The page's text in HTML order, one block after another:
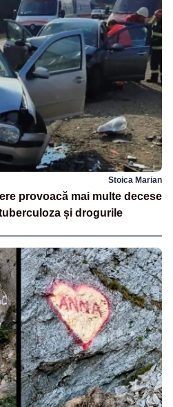
Stoica Marian
provoacă mai multe decese
și drogurile